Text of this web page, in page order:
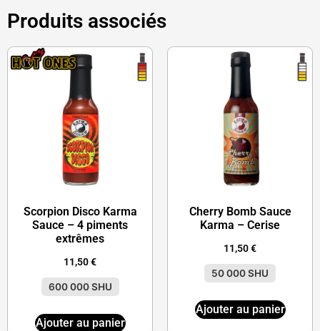
Produits associés
Scorpion Disco Karma
Sauce – 4 piments
extrêmes
11,50€
600 000 SHU
Ajouter au panier
Cherry Bomb Sauce
Karma – Cerise
11,50€
50 000 SHU
Ajouter au panier